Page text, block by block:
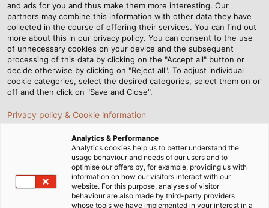
Đằng sau sự vận hành trơn
tru của các thiết bị máy
móc
Erich Kohlbauer đã là người vận hành máy tại HELUKABEL
trong 25 năm. Đây là người đóng vai trò quan trọng tới
các thiết bị máy móc của chúng tôi.
07/03/2014HELUKABEL VIETNAM
and ads for you and thus make them more interesting. Our
partners may combine this information with other data they have
collected in the course of offering their services. You can find out
more about this in our privacy policy. You can consent to the use
of unnecessary cookies on your device and the subsequent
processing of this data by clicking on the "Accept all" button or
decide otherwise by clicking on "Reject all". To adjust individual
cookie categories, select the desired categories, select them on or
off and then click on "Save and Close".
Privacy policy & Cookie information
Analytics & Performance
Analytics cookies help us to better understand the
usage behaviour and needs of our users and to
optimise our offers by, for example, providing us with
information on how our visitors interact with our
website. For this purpose, analyses of visitor
behaviour are also made by third-party providers
whose tools we have implemented in your interest in a